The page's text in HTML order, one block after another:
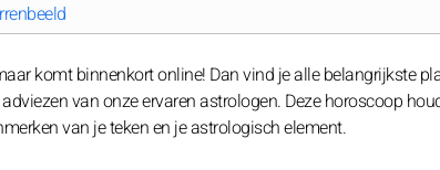
komt binnenkort online! Dan vind je alle belangrijkste
van onze ervaren astrologen. Deze horoscoop
van je teken en je astrologisch element.